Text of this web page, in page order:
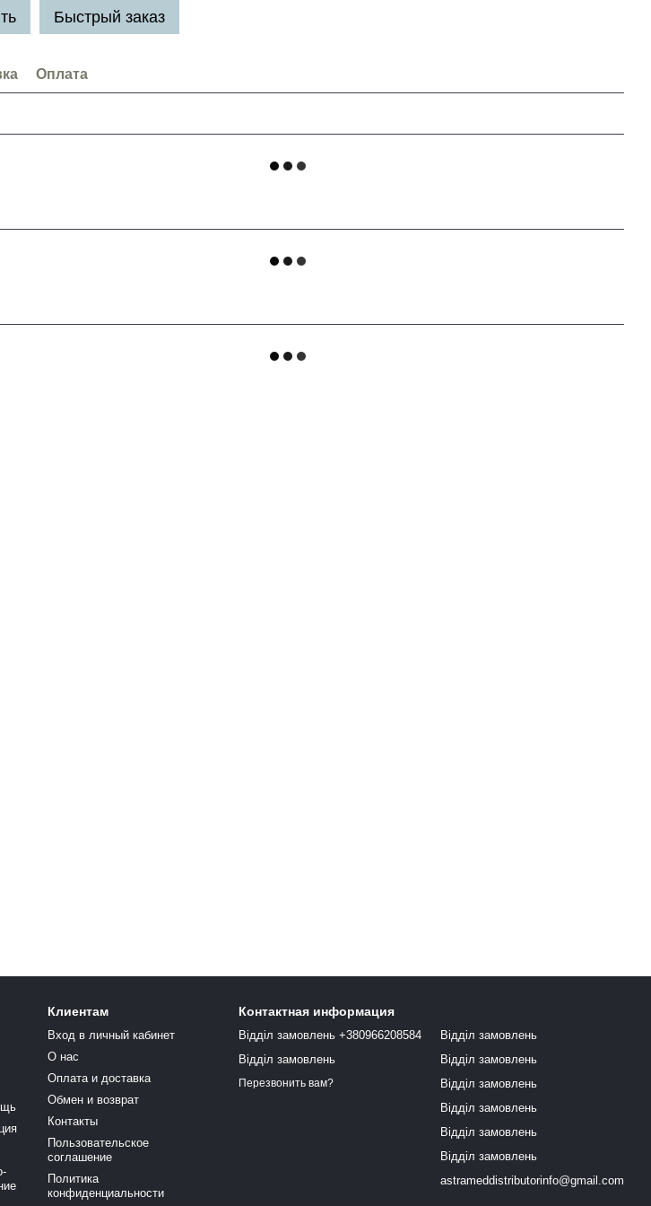
Быстрый заказ
Оплата
Клиентам
Вход в личный кабинет
О нас
Оплата и доставка
Обмен и возврат
Контакты
Пользовательское
соглашение
Политика
конфиденциальности
Контактная информация
Відділ замовлень +380966208584
Відділ замовлень
Перезвонить вам?
Відділ замовлень
Відділ замовлень
Відділ замовлень
Відділ замовлень
Відділ замовлень
Відділ замовлень
astrameddistributorinfo@gmail.com